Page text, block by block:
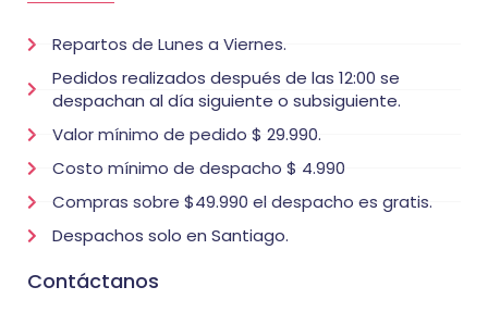
Repartos de Lunes a Viernes.
Pedidos realizados después de las 12:00 se
despachan al día siguiente o subsiguiente.
Valor mínimo de pedido $ 29.990.
Costo mínimo de despacho $ 4.990
Compras sobre $49.990 el despacho es gratis.
Despachos solo en Santiago.
Contáctanos